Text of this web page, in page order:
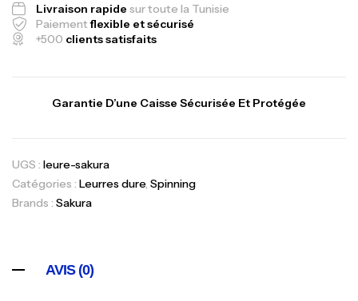
Livraison rapide sur toute la Tunisie
Paiementflexible et sécurisé
+500 clients satisfaits
Garantie D’une Caisse Sécurisée Et Protégée
UGS : leure-sakura
Catégories : Leurres dure, Spinning
Brands : Sakura
AVIS (0)